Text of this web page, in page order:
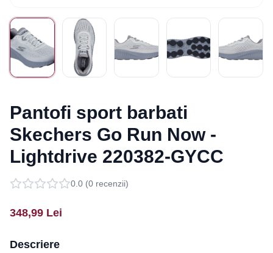
Pantofi sport barbati
Skechers Go Run Now -
Lightdrive 220382-GYCC
0.0 (0 recenzii)
348,99 Lei
Descriere